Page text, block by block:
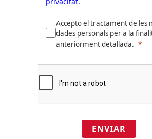
Accepto el tractament de les
dades personals per a la
anteriorment detallada.
ENVIAR